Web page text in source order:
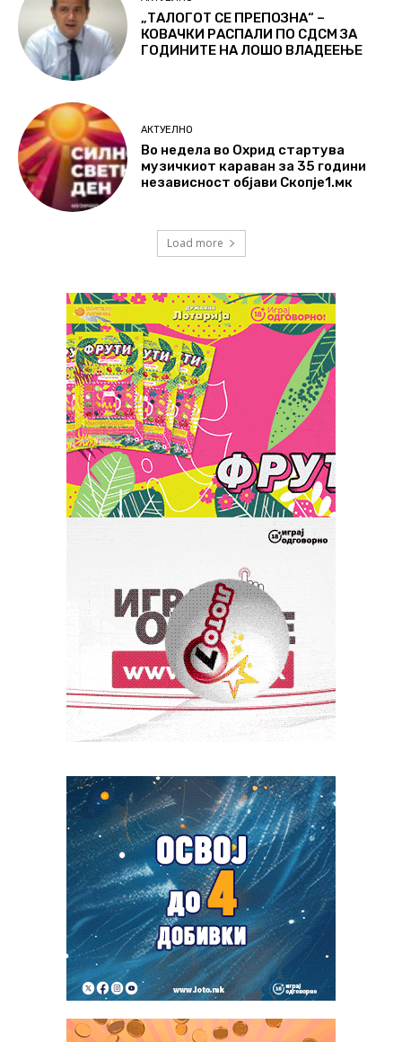
„ТАЛОГОТ СЕ ПРЕПОЗНА“ –
КОВАЧКИ РАСПАЛИ ПО СДСМ ЗА
ГОДИНИТЕ НА ЛОШО ВЛАДЕЕЊЕ
АКТУЕЛНО
Во недела во Охрид стартува
музичкиот караван за 35 години
независност објави Скопје1.мк
Load more